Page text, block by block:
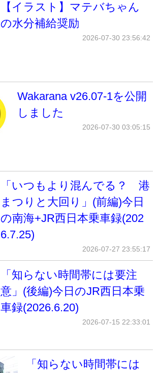
【イラスト】マテバちゃん
の水分補給奨励
2026-07-30 23:56:42
Wakarana v26.07-1を公開
しました
2026-07-30 03:05:15
「いつもより混んでる？ 港
まつりと大回り」(前編)今日
の南海+JR西日本乗車録(202
6.7.25)
2026-07-27 23:55:17
「知らない時間帯には要注
意」(後編)今日のJR西日本乗
車録(2026.6.20)
2026-07-15 22:33:01
「知らない時間帯には